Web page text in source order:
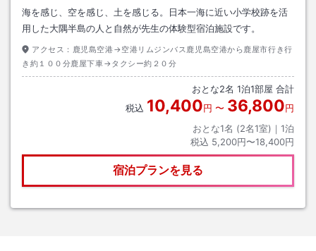
海を感じ、空を感じ、土を感じる。日本一海に近い小学校跡を活
用した大隅半島の人と自然が先生の体験型宿泊施設です。
アクセス： 鹿児島空港→空港リムジンバス鹿児島空港から鹿屋市行き行
き約１００分鹿屋下車→タクシー約２０分
おとな2名 1泊1部屋 合計
税込 10,400円 〜 36,800円
おとな1名 (2名1室)｜ 1泊
税込 5,200円〜18,400円
宿泊プランを見る